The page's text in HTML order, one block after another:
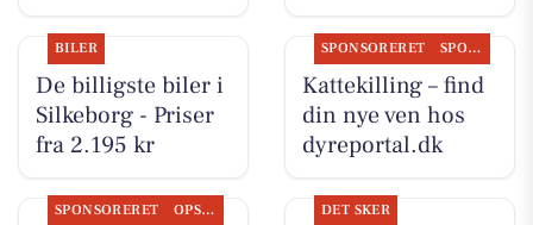
BILER
De billigste biler i
Silkeborg - Priser
fra 2.195 kr
SPONSORERET SPONSORERET INDHOLD
Kattekilling – find
din nye ven hos
dyreportal.dk
SPONSORERET OPSLAGSTAVLEN DET SKER